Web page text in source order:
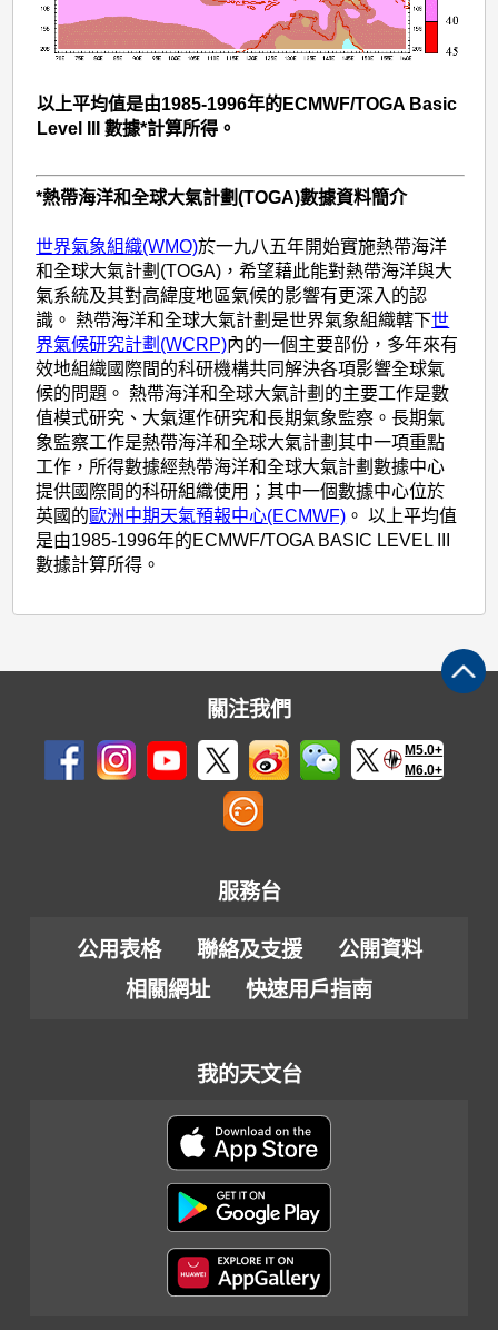
以上平均值是由1985-1996年的ECMWF/TOGA Basic
Level III 數據*計算所得。
*熱帶海洋和全球大氣計劃(TOGA)數據資料簡介
世界氣象組織(WMO)於一九八五年開始實施熱帶海洋
和全球大氣計劃(TOGA)，希望藉此能對熱帶海洋與大
氣系統及其對高緯度地區氣候的影響有更深入的認
識。 熱帶海洋和全球大氣計劃是世界氣象組織轄下世
界氣候研究計劃(WCRP)內的一個主要部份，多年來有
效地組織國際間的科研機構共同解決各項影響全球氣
候的問題。 熱帶海洋和全球大氣計劃的主要工作是數
值模式研究、大氣運作研究和長期氣象監察。長期氣
象監察工作是熱帶海洋和全球大氣計劃其中一項重點
工作，所得數據經熱帶海洋和全球大氣計劃數據中心
提供國際間的科研組織使用；其中一個數據中心位於
英國的歐洲中期天氣預報中心(ECMWF) 。 以上平均值
是由1985-1996年的ECMWF/TOGA BASIC LEVEL III
數據計算所得。
關注我們
M5.0+
M6.0+
服務台
公用表格 聯絡及支援
公開資料
相關網址
快速用戶指南
我的天文台